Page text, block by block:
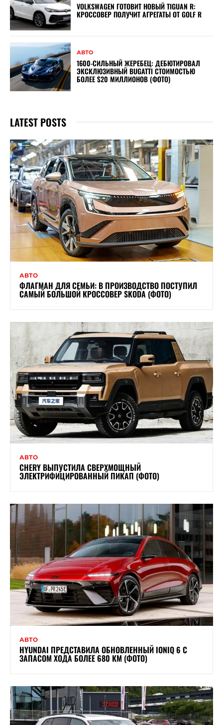
VOLKSWAGEN ГОТОВИТ НОВЫЙ TIGUAN R:
КРОССОВЕР ПОЛУЧИТ АГРЕГАТЫ ОТ GOLF R
АВТО
1600-СИЛЬНЫЙ ЖЕРЕБЕЦ: ДЕБЮТИРОВАЛ
ЭКСКЛЮЗИВНЫЙ BUGATTI СТОИМОСТЬЮ
БОЛЕЕ $20 МИЛЛИОНОВ (ФОТО)
LATEST POSTS
АВТО
ФЛАГМАН ДЛЯ СЕМЬИ: В ПРОИЗВОДСТВО ПОСТУПИЛ
САМЫЙ БОЛЬШОЙ КРОССОВЕР SKODA (ФОТО)
АВТО
CHERY ВЫПУСТИЛА СВЕРХМОЩНЫЙ
ЭЛЕКТРИФИЦИРОВАННЫЙ ПИКАП (ФОТО)
АВТО
HYUNDAI ПРЕДСТАВИЛА ОБНОВЛЕННЫЙ IONIQ 6 С
ЗАПАСОМ ХОДА БОЛЕЕ 680 КМ (ФОТО)